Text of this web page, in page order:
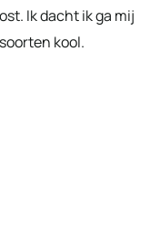
Ik dacht ik ga mij
kool.